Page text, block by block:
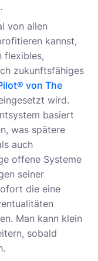
von allen
kannst,
flexibles,
zukunftsfähiges
von The
wird.
basiert
was spätere
auch
offene Systeme
seiner
die eine
Man kann klein
sobald